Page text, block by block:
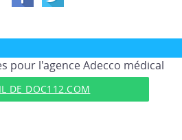
pour l'agence Adecco médical
DE DOC112.COM